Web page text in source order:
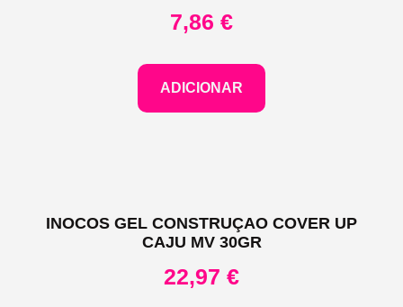
7,86 €
ADICIONAR
INOCOS GEL CONSTRUÇAO COVER UP
CAJU MV 30GR
22,97 €